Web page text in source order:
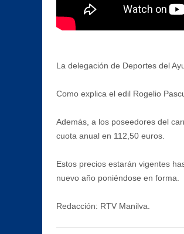
La delegación de Deportes del
Como explica el edil Rogelio
Además, a los poseedores del
cuota anual en 112,50 euros.
Estos precios estarán vigentes
nuevo año poniéndose en forma.
Redacción: RTV Manilva.